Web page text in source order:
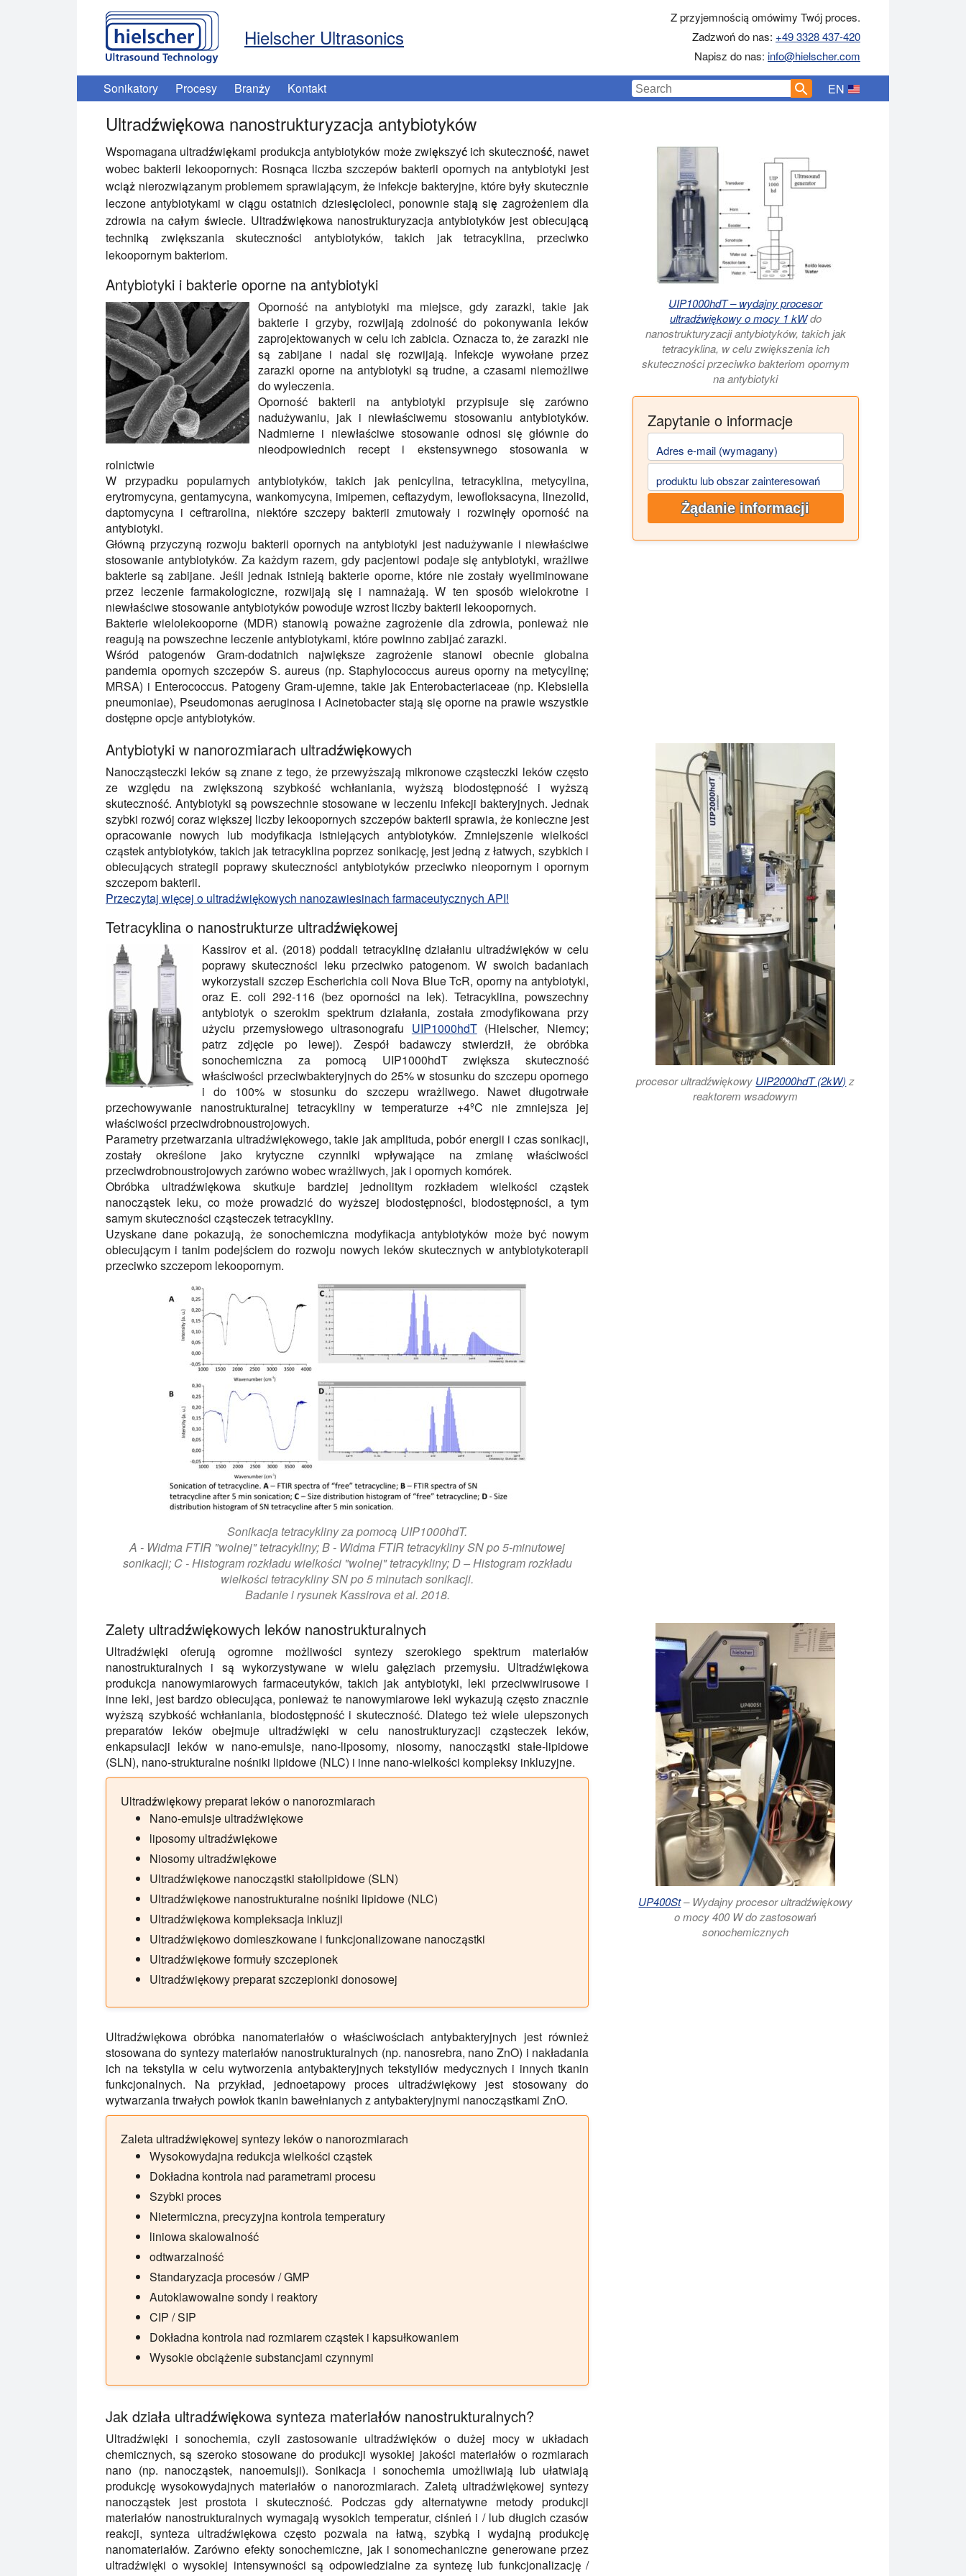
Hielscher Ultrasonics
Z przyjemnością omówimy Twój proces.
Zadzwoń do nas: +49 3328 437-420
Napisz do nas: info@hielscher.com
Sonikatory Procesy Branży Kontakt EN
Ultradźwiękowa nanostrukturyzacja antybiotyków
Wspomagana ultradźwiękami produkcja antybiotyków może zwiększyć ich skuteczność, nawet
wobec bakterii lekoopornych: Rosnąca liczba szczepów bakterii opornych na antybiotyki jest
wciąż nierozwiązanym problemem sprawiającym, że infekcje bakteryjne, które były skutecznie
leczone antybiotykami w ciągu ostatnich dziesięcioleci, ponownie stają się zagrożeniem dla
zdrowia na całym świecie. Ultradźwiękowa nanostrukturyzacja antybiotyków jest obiecującą
techniką zwiększania skuteczności antybiotyków, takich jak tetracyklina, przeciwko
lekoopornym bakteriom.
Antybiotyki i bakterie oporne na antybiotyki
Oporność na antybiotyki ma miejsce, gdy zarazki, takie jak
bakterie i grzyby, rozwijają zdolność do pokonywania leków
zaprojektowanych w celu ich zabicia. Oznacza to, że zarazki nie
są zabijane i nadal się rozwijają. Infekcje wywołane przez
zarazki oporne na antybiotyki są trudne, a czasami niemożliwe
do wyleczenia.
Oporność bakterii na antybiotyki przypisuje się zarówno
nadużywaniu, jak i niewłaściwemu stosowaniu antybiotyków.
Nadmierne i niewłaściwe stosowanie odnosi się głównie do
nieodpowiednich recept i ekstensywnego stosowania w
rolnictwie
W przypadku popularnych antybiotyków, takich jak penicylina, tetracyklina, metycylina,
erytromycyna, gentamycyna, wankomycyna, imipemen, ceftazydym, lewofloksacyna, linezolid,
daptomycyna i ceftrarolina, niektóre szczepy bakterii zmutowały i rozwinęły oporność na
antybiotyki.
Główną przyczyną rozwoju bakterii opornych na antybiotyki jest nadużywanie i niewłaściwe
stosowanie antybiotyków. Za każdym razem, gdy pacjentowi podaje się antybiotyki, wrażliwe
bakterie są zabijane. Jeśli jednak istnieją bakterie oporne, które nie zostały wyeliminowane
przez leczenie farmakologiczne, rozwijają się i namnażają. W ten sposób wielokrotne i
niewłaściwe stosowanie antybiotyków powoduje wzrost liczby bakterii lekoopornych.
Bakterie wielolekooporne (MDR) stanowią poważne zagrożenie dla zdrowia, ponieważ nie
reagują na powszechne leczenie antybiotykami, które powinno zabijać zarazki.
Wśród patogenów Gram-dodatnich największe zagrożenie stanowi obecnie globalna
pandemia opornych szczepów S. aureus (np. Staphylococcus aureus oporny na metycylinę;
MRSA) i Enterococcus. Patogeny Gram-ujemne, takie jak Enterobacteriaceae (np. Klebsiella
pneumoniae), Pseudomonas aeruginosa i Acinetobacter stają się oporne na prawie wszystkie
dostępne opcje antybiotyków.
UIP1000hdT – wydajny procesor
ultradźwiękowy o mocy 1 kWdo
nanostrukturyzacji antybiotyków, takich jak
tetracyklina, w celu zwiększenia ich
skuteczności przeciwko bakteriom opornym
na antybiotyki
Zapytanie o informacje
Adres e-mail (wymagany)
produktu lub obszar zainteresowań
Żądanie informacji
Antybiotyki w nanorozmiarach ultradźwiękowych
Nanocząsteczki leków są znane z tego, że przewyższają mikronowe cząsteczki leków często
ze względu na zwiększoną szybkość wchłaniania, wyższą biodostępność i wyższą
skuteczność. Antybiotyki są powszechnie stosowane w leczeniu infekcji bakteryjnych. Jednak
szybki rozwój coraz większej liczby lekoopornych szczepów bakterii sprawia, że konieczne jest
opracowanie nowych lub modyfikacja istniejących antybiotyków. Zmniejszenie wielkości
cząstek antybiotyków, takich jak tetracyklina poprzez sonikację, jest jedną z łatwych, szybkich i
obiecujących strategii poprawy skuteczności antybiotyków przeciwko nieopornym i opornym
szczepom bakterii.
Przeczytaj więcej o ultradźwiękowych nanozawiesinach farmaceutycznych API!
Tetracyklina o nanostrukturze ultradźwiękowej
Kassirov et al. (2018) poddali tetracyklinę działaniu ultradźwięków w celu
poprawy skuteczności leku przeciwko patogenom. W swoich badaniach
wykorzystali szczep Escherichia coli Nova Blue TcR, oporny na antybiotyki,
oraz E. coli 292-116 (bez oporności na lek). Tetracyklina, powszechny
antybiotyk o szerokim spektrum działania, została zmodyfikowana przy
użyciu przemysłowego ultrasonografu UIP1000hdT(Hielscher, Niemcy;
patrz zdjęcie po lewej). Zespół badawczy stwierdził, że obróbka
sonochemiczna za pomocą UIP1000hdT zwiększa skuteczność
właściwości przeciwbakteryjnych do 25% w stosunku do szczepu opornego
i do 100% w stosunku do szczepu wrażliwego. Nawet długotrwałe
przechowywanie nanostrukturalnej tetracykliny w temperaturze +4ºC nie zmniejsza jej
właściwości przeciwdrobnoustrojowych.
Parametry przetwarzania ultradźwiękowego, takie jak amplituda, pobór energii i czas sonikacji,
zostały określone jako krytyczne czynniki wpływające na zmianę właściwości
przeciwdrobnoustrojowych zarówno wobec wrażliwych, jak i opornych komórek.
Obróbka ultradźwiękowa skutkuje bardziej jednolitym rozkładem wielkości cząstek
nanocząstek leku, co może prowadzić do wyższej biodostępności, biodostępności, a tym
samym skuteczności cząsteczek tetracykliny.
Uzyskane dane pokazują, że sonochemiczna modyfikacja antybiotyków może być nowym
obiecującym i tanim podejściem do rozwoju nowych leków skutecznych w antybiotykoterapii
przeciwko szczepom lekoopornym.
Sonikacja tetracykliny za pomocą UIP1000hdT.
A - Widma FTIR "wolnej" tetracykliny; B - Widma FTIR tetracykliny SN po 5-minutowej
sonikacji; C - Histogram rozkładu wielkości "wolnej" tetracykliny; D – Histogram rozkładu
wielkości tetracykliny SN po 5 minutach sonikacji.
Badanie i rysunek Kassirova et al. 2018.
procesor ultradźwiękowy UIP2000hdT (2kW) z
reaktorem wsadowym
Zalety ultradźwiękowych leków nanostrukturalnych
Ultradźwięki oferują ogromne możliwości syntezy szerokiego spektrum materiałów
nanostrukturalnych i są wykorzystywane w wielu gałęziach przemysłu. Ultradźwiękowa
produkcja nanowymiarowych farmaceutyków, takich jak antybiotyki, leki przeciwwirusowe i
inne leki, jest bardzo obiecująca, ponieważ te nanowymiarowe leki wykazują często znacznie
wyższą szybkość wchłaniania, biodostępność i skuteczność. Dlatego też wiele ulepszonych
preparatów leków obejmuje ultradźwięki w celu nanostrukturyzacji cząsteczek leków,
enkapsulacji leków w nano-emulsje, nano-liposomy, niosomy, nanocząstki stałe-lipidowe
(SLN), nano-strukturalne nośniki lipidowe (NLC) i inne nano-wielkości kompleksy inkluzyjne.
Ultradźwiękowy preparat leków o nanorozmiarach
Nano-emulsje ultradźwiękowe
liposomy ultradźwiękowe
Niosomy ultradźwiękowe
Ultradźwiękowe nanocząstki stałolipidowe (SLN)
Ultradźwiękowe nanostrukturalne nośniki lipidowe (NLC)
Ultradźwiękowa kompleksacja inkluzji
Ultradźwiękowo domieszkowane i funkcjonalizowane nanocząstki
Ultradźwiękowe formuły szczepionek
Ultradźwiękowy preparat szczepionki donosowej
Ultradźwiękowa obróbka nanomateriałów o właściwościach antybakteryjnych jest również
stosowana do syntezy materiałów nanostrukturalnych (np. nanosrebra, nano ZnO) i nakładania
ich na tekstylia w celu wytworzenia antybakteryjnych tekstyliów medycznych i innych tkanin
funkcjonalnych. Na przykład, jednoetapowy proces ultradźwiękowy jest stosowany do
wytwarzania trwałych powłok tkanin bawełnianych z antybakteryjnymi nanocząstkami ZnO.
Zaleta ultradźwiękowej syntezy leków o nanorozmiarach
Wysokowydajna redukcja wielkości cząstek
Dokładna kontrola nad parametrami procesu
Szybki proces
Nietermiczna, precyzyjna kontrola temperatury
liniowa skalowalność
odtwarzalność
Standaryzacja procesów / GMP
Autoklawowalne sondy i reaktory
CIP / SIP
Dokładna kontrola nad rozmiarem cząstek i kapsułkowaniem
Wysokie obciążenie substancjami czynnymi
Jak działa ultradźwiękowa synteza materiałów nanostrukturalnych?
Ultradźwięki i sonochemia, czyli zastosowanie ultradźwięków o dużej mocy w układach
chemicznych, są szeroko stosowane do produkcji wysokiej jakości materiałów o rozmiarach
nano (np. nanocząstek, nanoemulsji). Sonikacja i sonochemia umożliwiają lub ułatwiają
produkcję wysokowydajnych materiałów o nanorozmiarach. Zaletą ultradźwiękowej syntezy
nanocząstek jest prostota i skuteczność. Podczas gdy alternatywne metody produkcji
materiałów nanostrukturalnych wymagają wysokich temperatur, ciśnień i / lub długich czasów
reakcji, synteza ultradźwiękowa często pozwala na łatwą, szybką i wydajną produkcję
nanomateriałów. Zarówno efekty sonochemiczne, jak i sonomechaniczne generowane przez
ultradźwięki o wysokiej intensywności są odpowiedzialne za syntezę lub funkcjonalizację /
UP400St– Wydajny procesor ultradźwiękowy
o mocy 400 W do zastosowań
sonochemicznych